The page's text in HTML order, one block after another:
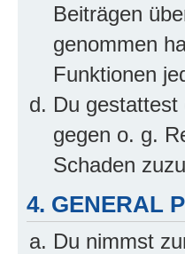
Beiträgen
genommen
Funktionen
Du
gegen o. g.
Schaden
4. GENERAL
Du nimmst